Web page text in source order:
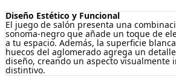
Diseño Estético y Funcional
El juego de salón presenta una
sonoma-negro que añade un toque de
a tu espacio. Además, la superficie
huecos del aglomerado agrega un
diseño, creando un aspecto visualmente
distintivo.